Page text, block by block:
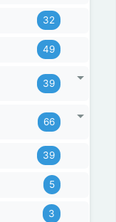
32
49
39
66
39
5
3